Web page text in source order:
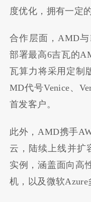
度优化，拥有一定
合作层面，AMD
部署最高6吉瓦的
瓦算力将采用定制
MD代号Venice、
首发客户。
此外，AMD携手
云，陆续上线并扩
实例，涵盖面向高
机，以及微软Azure